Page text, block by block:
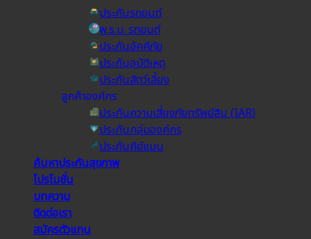
ประกันรถยนต์
พ.ร.บ. รถยนต์
ประกันอัคคีภัย
ประกันอุบัติเหตุ
ประกันสัตว์เลี้ยง
ลูกค้าองค์กร
ประกันความเสี่ยงภัยทรัพย์สิน (IAR)
ประกันกลุ่มองค์กร
ประกันคีย์แมน
ค้นหาประกันสุขภาพ
โปรโมชั่น
บทความ
ติดต่อเรา
สมัครตัวแทน